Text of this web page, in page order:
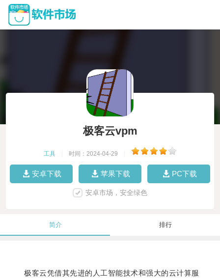
极客云vpm
工具 时间：2024-04-29
安卓下载 苹果下载 PC下载
安卓市场，安全绿色
简介 排行
极客云凭借其先进的人工智能技术和强大的云计算服